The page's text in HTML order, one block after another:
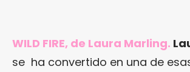
WILD FIRE, de Laura Marling.
se ha convertido en una de